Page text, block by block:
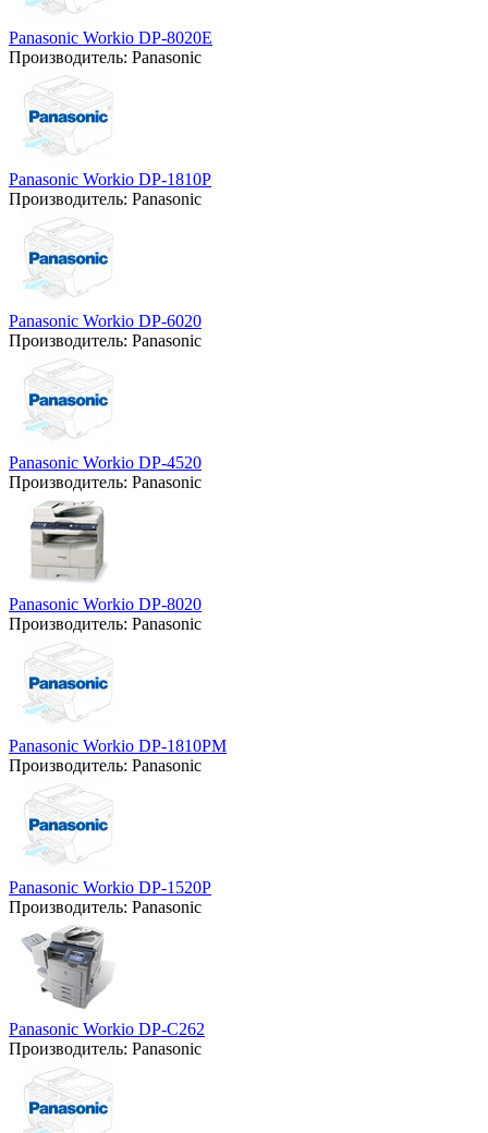
Panasonic Workio DP-8020E
Производитель: Panasonic
Panasonic Workio DP-1810P
Производитель: Panasonic
Panasonic Workio DP-6020
Производитель: Panasonic
Panasonic Workio DP-4520
Производитель: Panasonic
Panasonic Workio DP-8020
Производитель: Panasonic
Panasonic Workio DP-1810PM
Производитель: Panasonic
Panasonic Workio DP-1520P
Производитель: Panasonic
Panasonic Workio DP-C262
Производитель: Panasonic